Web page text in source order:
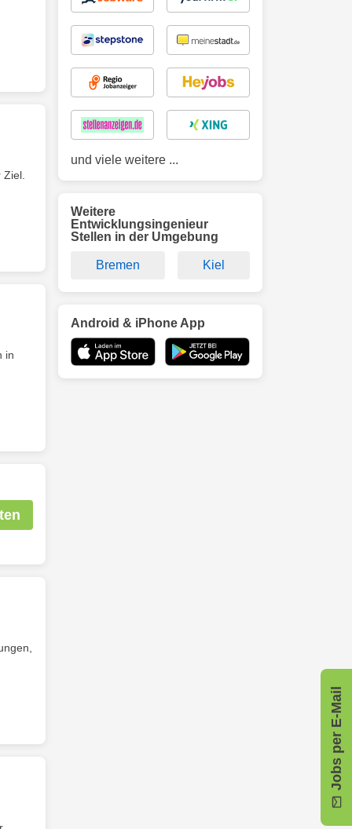
in
Jobs per E-Mail
und viele weitere ...
Weitere
Entwicklungsingenieur
Stellen in der Umgebung
Bremen Kiel
Android & iPhone App